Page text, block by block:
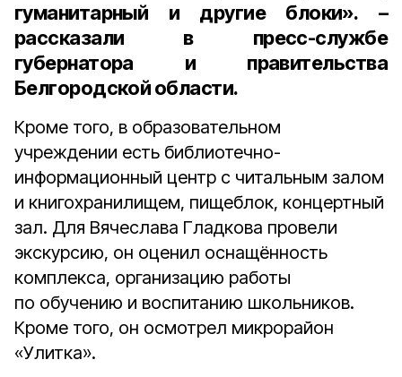
гуманитарный и другие блоки». –
рассказали в пресс-службе
губернатора и правительства
Белгородской области.
Кроме того, в образовательном
учреждении есть библиотечно-
информационный центр с читальным залом
и книгохранилищем, пищеблок, концертный
зал. Для Вячеслава Гладкова провели
экскурсию, он оценил оснащённость
комплекса, организацию работы
по обучению и воспитанию школьников.
Кроме того, он осмотрел микрорайон
«Улитка».